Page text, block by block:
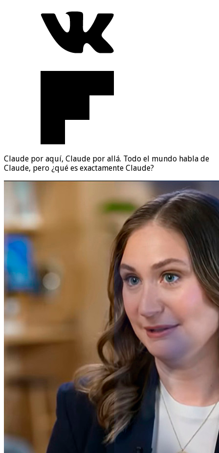
Claude por aquí, Claude por allá. Todo el mundo habla de
Claude, pero ¿qué es exactamente Claude?